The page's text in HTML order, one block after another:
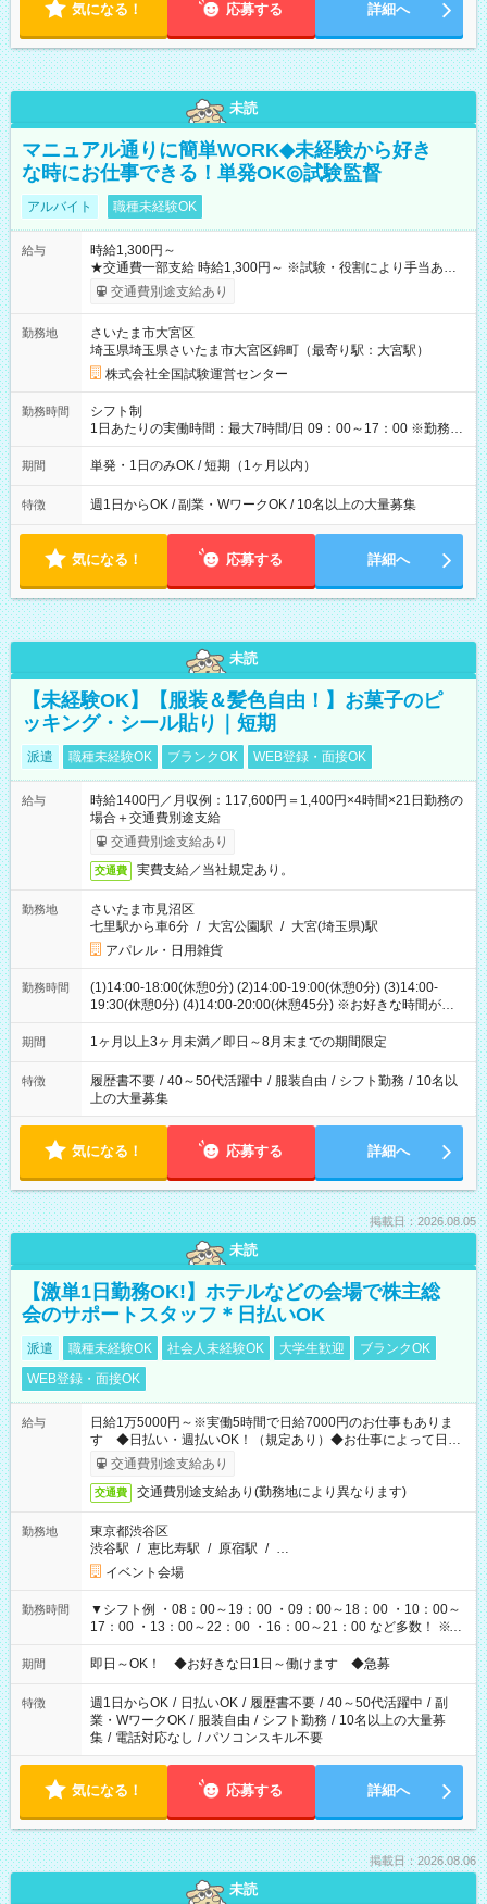
気になる！ 応募する 詳細へ
未読
マニュアル通りに簡単WORK◆未経験から好き
な時にお仕事できる！単発OK◎試験監督
アルバイト 職種未経験OK
給与
時給1,300円～
★交通費一部支給 時給1,300円～ ※試験・役割により手当あり
※勤務回数により昇給あり 【即給（前払い）オプションあ
り！】 希望される場合、勤務から1週間ほどで給与の一部を受け
例】 ・河合塾模擬試験 8:30～17:30（休憩1時間） 時給1,300円
×8時間＝日収10,400円＋交通費 ※当日の役割により時給＋100
円の場合あり ・国家試験 7:00～13:30（休憩なし） 時給1,300
円（役割手当＋100円）×6時間＝日収8,400円＋交通費 【試用期
間】試用期間なし
交通費別途支給あり
勤務地
さいたま市大宮区
埼玉県埼玉県さいたま市大宮区錦町（最寄り駅：大宮駅）
株式会社全国試験運営センター
勤務時間
シフト制
1日あたりの実働時間：最大7時間/日 09：00～17：00 ※勤務時
間は 試験により異なります。
期間 単発・1日のみOK / 短期（1ヶ月以内）
特徴 週1日からOK / 副業・WワークOK / 10名以上の大量募集
気になる！ 応募する 詳細へ
未読
【未経験OK】【服装＆髪色自由！】お菓子のピ
ッキング・シール貼り｜短期
派遣 職種未経験OK ブランクOK WEB登録・面接OK
給与
時給1400円／月収例：117,600円＝1,400円×4時間×21日勤務の
場合＋交通費別途支給
交通費別途支給あり
交通費 実費支給／当社規定あり。
勤務地
さいたま市見沼区
七里駅から車6分 / 大宮公園駅 / 大宮(埼玉県)駅
アパレル・日用雑貨
勤務時間
(1)14:00-18:00(休憩0分) (2)14:00-19:00(休憩0分) (3)14:00-
19:30(休憩0分) (4)14:00-20:00(休憩45分) ※お好きな時間が選べ
ます
期間 1ヶ月以上3ヶ月未満／即日～8月末までの期間限定
特徴 履歴書不要 / 40～50代活躍中 / 服装自由 / シフト勤務 / 10名以
上の大量募集
気になる！ 応募する 詳細へ
掲載日：2026.08.05
未読
【激単1日勤務OK!】ホテルなどの会場で株主総
会のサポートスタッフ＊日払いOK
派遣 職種未経験OK 社会人未経験OK 大学生歓迎
ブランクOK
WEB登録・面接OK
給与
日給1万5000円～※実働5時間で日給7000円のお仕事もありま
す ◆日払い・週払いOK！（規定あり）◆お仕事によって日給
も異なります
交通費別途支給あり
交通費 交通費別途支給あり(勤務地により異なります)
勤務地
東京都渋谷区
渋谷駅 / 恵比寿駅 / 原宿駅 / …
イベント会場
勤務時間
▼シフト例 ・08：00～19：00 ・09：00～18：00 ・10：00～
17：00 ・13：00～22：00 ・16：00～21：00 など多数！ ※お
仕事により勤務時間が異なります
期間 即日～OK！ ◆お好きな日1日～働けます ◆急募
特徴 週1日からOK / 日払いOK / 履歴書不要 / 40～50代活躍中 / 副
業・WワークOK / 服装自由 / シフト勤務 / 10名以上の大量募
集 / 電話対応なし / パソコンスキル不要
気になる！ 応募する 詳細へ
掲載日：2026.08.06
未読